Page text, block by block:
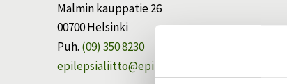
Malmin kauppatie 26
00700 Helsinki
Puh. (09) 350 8230
epilepsialiitto@epilepsia.fi